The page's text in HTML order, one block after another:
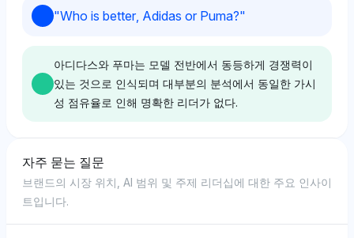
챗GPT는 아디다스와 푸마를 동등하게 취급하며 각각
3.8%의 가시성 점유율을 부여하여 이들의 역사적 경쟁
한다. 톤은 사실적이며 추가적인 서사 없이 이들의 경쟁
관계에 엄격히 고착된다.
Deepseek
딥시크는 아디다스와 푸마에게 각각 4.8%의 동일한 가
시성 점유율을 부여하며 이들의 경쟁 역사에 대한 선호가
없으며 중립적인 톤을 유지한다. 올림픽에 대한 경미한
언급은 이들의 전 세계 스포츠 이벤트에서의 공동 존재를
딥시크는 푸마와 아디다스에게 각각 3.8%의 동등한 가
시성을 부여하며 중립적인 감정을 반영한다. 스텔라 맥카
인 혁신에 대한 경미한 기울기를 시사하지만 명확한 선호
는 확립되지 않는다.
Perplexity
퍼플렉시티는 푸마와 아디다스를 각각 3.8%의 가시성
점유율로 동등하게 평가하며 중립적인 톤을 유지한다. 나
이키를 경쟁자로 포함함으로써 두 브랜드 모두 강력한 스
포츠웨어 경쟁자로서의 맥락을 제공하지만 차별화나 편
(3.8%)을 반영하며 중립적인 톤과 어느 브랜드에 대한
편향이 없다. 이 두 브랜드 모두 시장에서 동등하게 두드
Gemini
스포츠웨어 브랜드로서의 지위를 공유하는 데 초점을 맞
춘다. 맨체스터 시티 F.C. 및 레알 마드리드와 같은 축구
클럽의 포함은 양 브랜드에 대한 스포츠 문화와의 경미한
맥락적 연관을 암시한다.
퍼플렉시티는 아디다스와 푸마 간의 편파성을 보이지 않
있어 동등한 인식을 나타낸다. 중립적인 톤은 한 쪽이 더
크다는 깊은 이유 없이 균형 있는 시각을 제시한다.
딥시크는 아디다스와 푸마를 각각 4.8%의 가시성 점유
율로 동등하게 표현하지만 아디다스를 리복 및 스텔라 맥
카트니와 같은 더 넓은 생태계 관계와 연계하여 더 큰 브
랜드 존재감을 암시한다. 긍정적인 톤은 협업적 도달 범
"Who is better, Adidas or Puma?"
아디다스와 푸마는 모델 전반에서 동등하게 경쟁력이
있는 것으로 인식되며 대부분의 분석에서 동일한 가시
성 점유율로 인해 명확한 리더가 없다.
Deepseek
딥시크는 아디다스와 푸마 사이에 편파성을 보이지 않으
며 두 브랜드 모두 4.8%의 가시성 점유율을 부여한다. 중
립적인 톤은 스포츠웨어 시장 내에서 브랜드 관련성의 동
자주 묻는 질문
브랜드의 시장 위치, AI 범위 및 주제 리더십에 대한 주요 인사이
트입니다.